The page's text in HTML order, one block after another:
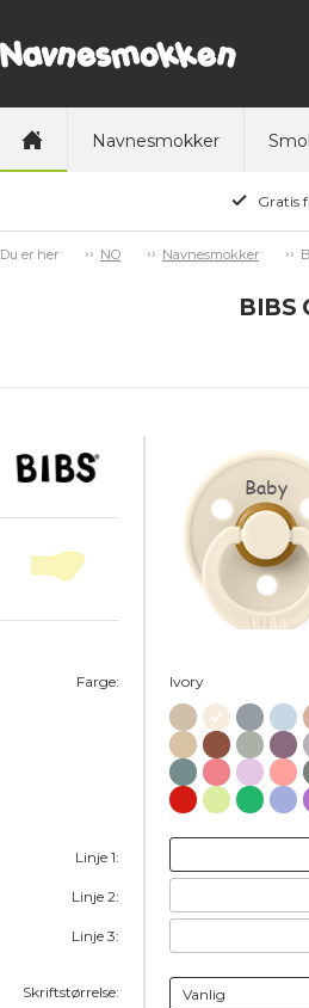
Navnesmokker
Gratis
Du er her NO Navnesmokker
BIBS
Farge:
Linje 1:
Linje 2:
Linje 3:
Skriftstørrelse:
Baby
Ivory